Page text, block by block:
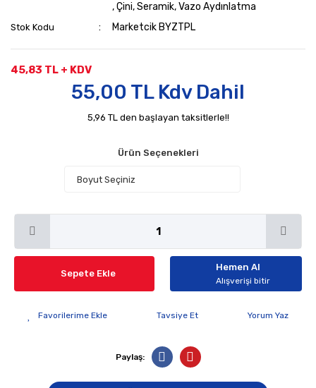
,Çini, Seramik, Vazo Aydınlatma
Stok Kodu Marketcik BYZTPL
45,83 TL + KDV
55,00 TL Kdv Dahil
5,96 TL den başlayan taksitlerle!!
Ürün Seçenekleri
Sepete Ekle
Hemen Al
Alışverişi bitir
Tavsiye Et Yorum Yaz
Paylaş: